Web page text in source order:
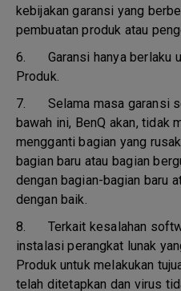
kebijakan garansi yang
pembuatan produk atau
6. Garansi hanya berlaku
Produk.
7. Selama masa garansi
bawah ini, BenQ akan, tidak
mengganti bagian yang
bagian baru atau bagian
dengan bagian-bagian baru
dengan baik.
8. Terkait kesalahan
instalasi perangkat lunak
Produk untuk melakukan
telah ditetapkan dan virus